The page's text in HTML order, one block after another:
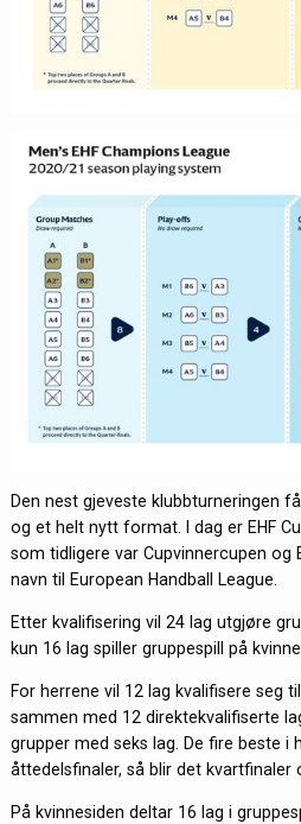
Den nest gjeveste klubbturneringen
og et helt nytt format. I dag er EHF
som tidligere var Cupvinnercupen og
navn til European Handball League.
Etter kvalifisering vil 24 lag utgjøre
kun 16 lag spiller gruppespill på
For herrene vil 12 lag kvalifisere seg
sammen med 12 direktekvalifiserte
grupper med seks lag. De fire beste i
åttedelsfinaler, så blir det kvartfinaler
På kvinnesiden deltar 16 lag i